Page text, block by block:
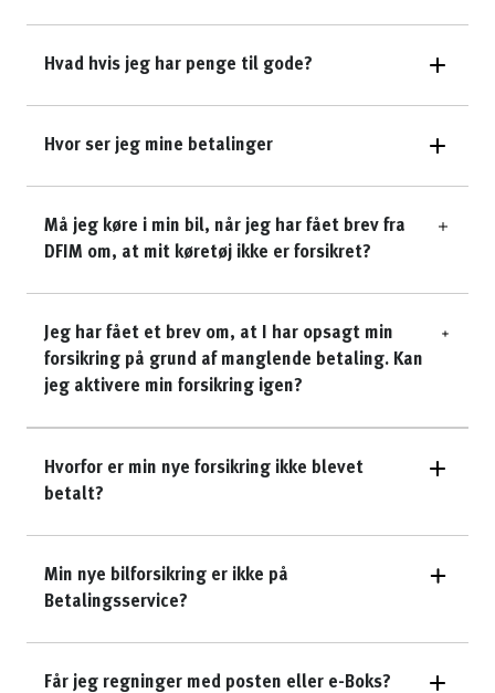
Hvad hvis jeg har penge til gode?
Hvor ser jeg mine betalinger
Må jeg køre i min bil, når jeg har fået brev fra
DFIM om, at mit køretøj ikke er forsikret?
Jeg har fået et brev om, at I har opsagt min
forsikring på grund af manglende betaling. Kan
jeg aktivere min forsikring igen?
Hvorfor er min nye forsikring ikke blevet
betalt?
Min nye bilforsikring er ikke på
Betalingsservice?
Får jeg regninger med posten eller e-Boks?